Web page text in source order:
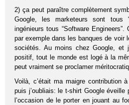
2) ça peut paraître complètement
Google, les marketeurs sont tous
ingénieurs tous “Software
par exemple dans les banques de voir
sociétés. Au moins chez Google, et
positif, tout le monde est logé à la
peut vraiment se proclamer
Voilà, c’était ma maigre contribution
puis j’oubliais: le t-shirt Google éveille
l’occasion de le porter en jouant au